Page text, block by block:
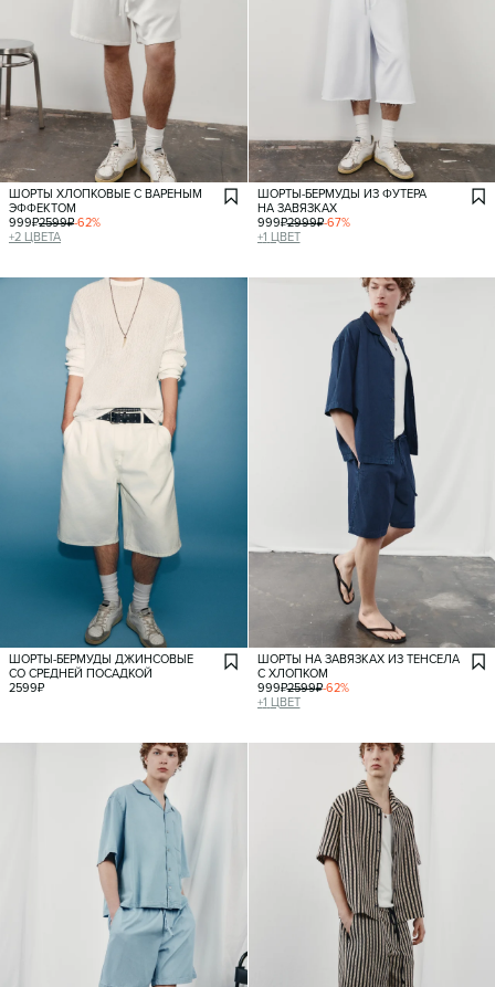
ШОРТЫ ХЛОПКОВЫЕ С ВАРЕНЫМ
ЭФФЕКТОМ
999₽2599₽-62%
+2 ЦВЕТА
ШОРТЫ-БЕРМУДЫ ИЗ ФУТЕРА
НА ЗАВЯЗКАХ
999₽2999₽-67%
+1 ЦВЕТ
ШОРТЫ-БЕРМУДЫ ДЖИНСОВЫЕ
СО СРЕДНЕЙ ПОСАДКОЙ
2599₽
ШОРТЫ НА ЗАВЯЗКАХ ИЗ ТЕНСЕЛА
С ХЛОПКОМ
999₽2599₽-62%
+1 ЦВЕТ